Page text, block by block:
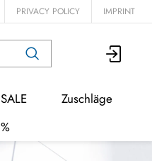
PRIVACY POLICY IMPRINT
SALE
%
Zuschläge